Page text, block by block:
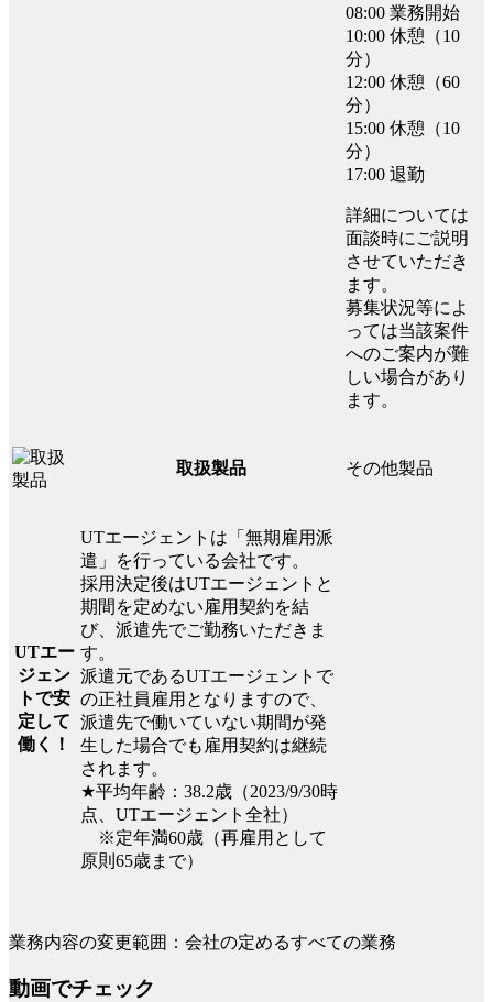
08:00 業務開始
10:00 休憩（10
分）
12:00 休憩（60
分）
15:00 休憩（10
分）
17:00 退勤
詳細については
面談時にご説明
させていただき
ます。
募集状況等によ
っては当該案件
へのご案内が難
しい場合があり
ます。
取扱製品 その他製品
UTエー
ジェン
トで安
定して
働く！
UTエージェントは「無期雇用派
遣」を行っている会社です。
採用決定後はUTエージェントと
期間を定めない雇用契約を結
び、派遣先でご勤務いただきま
す。
派遣元であるUTエージェントで
の正社員雇用となりますので、
派遣先で働いていない期間が発
生した場合でも雇用契約は継続
されます。
★平均年齢：38.2歳（2023/9/30時
点、UTエージェント全社）
※定年満60歳（再雇用として
原則65歳まで）
業務内容の変更範囲：会社の定めるすべての業務
動画でチェック